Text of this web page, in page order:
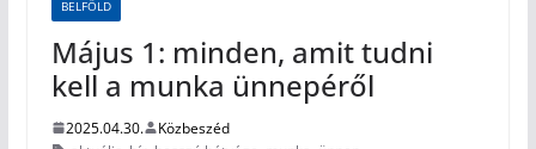
BELFÖLD
Május 1: minden, amit tudni
kell a munka ünnepéről
2025.04.30.
Közbeszéd